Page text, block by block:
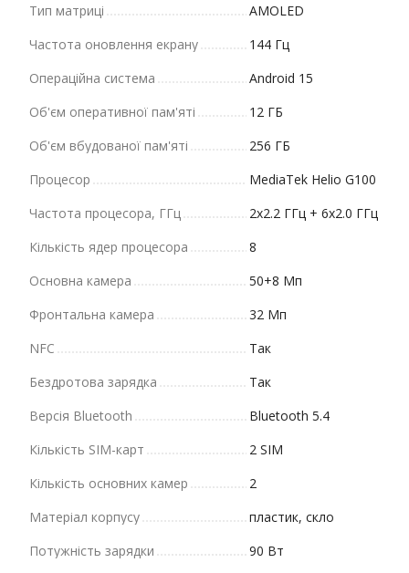
Тип матриці
AMOLED
Частота оновлення екрану
144 Гц
Операційна система
Android 15
Об'єм оперативної пам'яті
12 ГБ
Об'єм вбудованої пам'яті
256 ГБ
Процесор
MediaTek Helio G100
Частота процесора, ГГц
2x2.2 ГГц + 6x2.0 ГГц
Кількість ядер процесора
8
Основна камера
50+8 Мп
Фронтальна камера
32 Мп
NFC
Так
Бездротова зарядка
Так
Версія Bluetooth
Bluetooth 5.4
Кількість SIM-карт
2 SIM
Кількість основних камер
2
Матеріал корпусу
пластик, скло
Потужність зарядки
90 Вт